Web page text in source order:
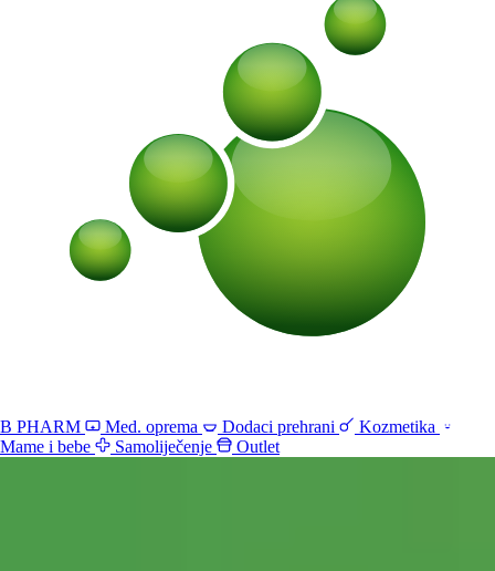
B PHARM Med. oprema Dodaci prehrani
Kozmetika
Mame i bebe
Samoliječenje Outlet